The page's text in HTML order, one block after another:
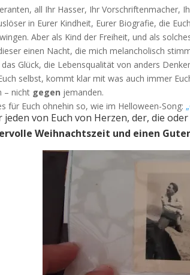
all Ihr Hasser, Ihr Vorschriftenmacher,
in Eurer Kindheit, Eurer Biografie, die
Aber als Kind der Freiheit, und als
einen Nacht, die mich melancholisch
Glück, die Lebensqualität von anders
selbst, kommt klar mit was auch immer
– nicht gegen jemanden.
für Euch ohnehin so, wie im Helloween-Song:
von Euch von Herzen, der, die
Weihnachtszeit und einen